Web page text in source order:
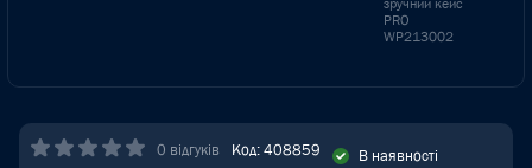
зручний кейс
PRO
WP213002
0 відгуків Код: 408859 В наявності